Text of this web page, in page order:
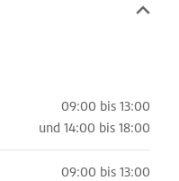
09:00 bis 13:00
und 14:00 bis 18:00
09:00 bis 13:00